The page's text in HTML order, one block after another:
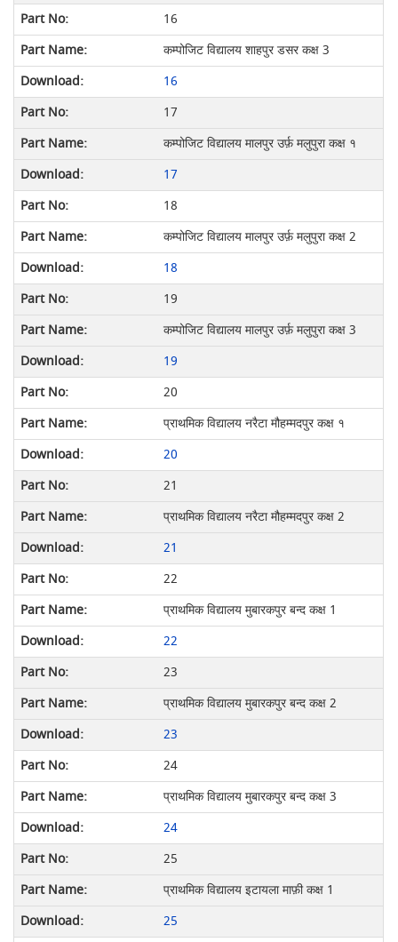
16
कम्पोजिट विद्यालय शाहपुर डसर कक्ष 3
16
17
कम्पोजिट विद्यालय मालपुर उर्फ़ मलुपुरा कक्ष १
17
18
कम्पोजिट विद्यालय मालपुर उर्फ़ मलुपुरा कक्ष 2
18
19
कम्पोजिट विद्यालय मालपुर उर्फ़ मलुपुरा कक्ष 3
19
20
प्राथमिक विद्यालय नरैटा मौहम्मदपुर कक्ष १
20
21
प्राथमिक विद्यालय नरैटा मौहम्मदपुर कक्ष 2
21
22
प्राथमिक विद्यालय मुबारकपुर बन्द कक्ष 1
22
23
प्राथमिक विद्यालय मुबारकपुर बन्द कक्ष 2
23
24
प्राथमिक विद्यालय मुबारकपुर बन्द कक्ष 3
24
25
प्राथमिक विद्यालय इटायला माफ़ी कक्ष 1
25